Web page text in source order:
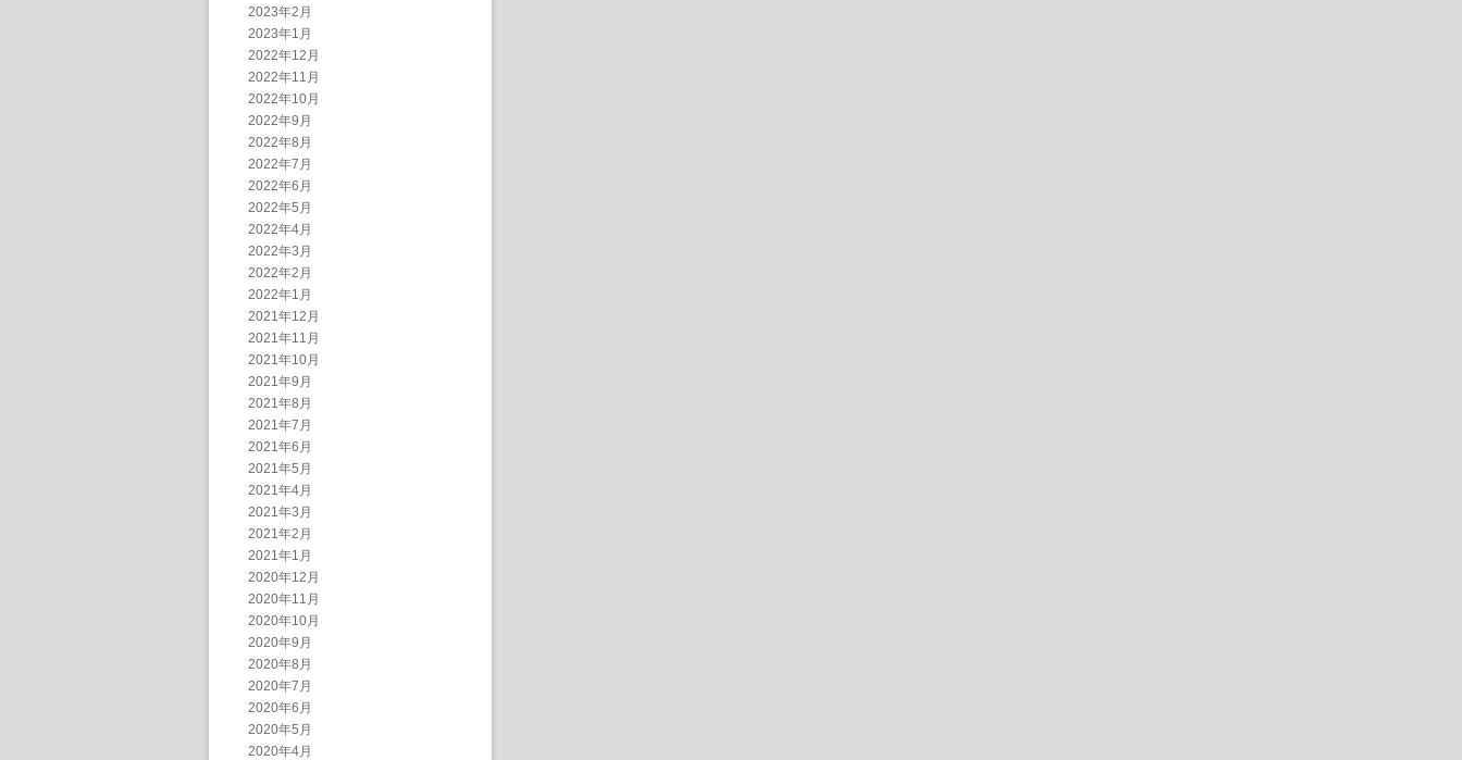
2023年2月
2023年1月
2022年12月
2022年11月
2022年10月
2022年9月
2022年8月
2022年7月
2022年6月
2022年5月
2022年4月
2022年3月
2022年2月
2022年1月
2021年12月
2021年11月
2021年10月
2021年9月
2021年8月
2021年7月
2021年6月
2021年5月
2021年4月
2021年3月
2021年2月
2021年1月
2020年12月
2020年11月
2020年10月
2020年9月
2020年8月
2020年7月
2020年6月
2020年5月
2020年4月